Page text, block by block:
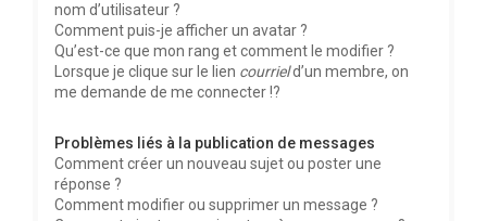
nom d’utilisateur ?
Comment puis-je afficher un avatar ?
Qu’est-ce que mon rang et comment le modifier ?
Lorsque je clique sur le lien courrield’un membre, on
me demande de me connecter !?
Problèmes liés à la publication de messages
Comment créer un nouveau sujet ou poster une
réponse ?
Comment modifier ou supprimer un message ?